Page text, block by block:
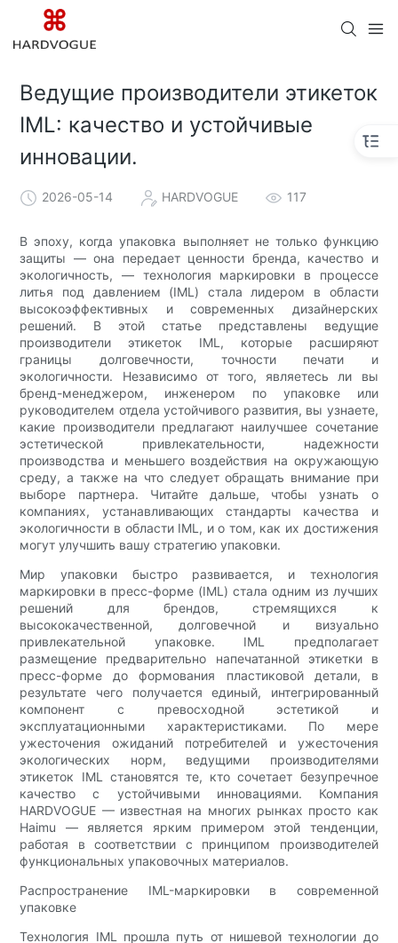
Ведущие производители этикеток
IML: качество и устойчивые
инновации.
2026-05-14 HARDVOGUE 117
В эпоху, когда упаковка выполняет не только функцию
защиты — она передает ценности бренда, качество и
экологичность, — технология маркировки в процессе
литья под давлением (IML) стала лидером в области
высокоэффективных и современных дизайнерских
решений. В этой статье представлены ведущие
производители этикеток IML, которые расширяют
границы долговечности, точности печати и
экологичности. Независимо от того, являетесь ли вы
бренд-менеджером, инженером по упаковке или
руководителем отдела устойчивого развития, вы узнаете,
какие производители предлагают наилучшее сочетание
эстетической привлекательности, надежности
производства и меньшего воздействия на окружающую
среду, а также на что следует обращать внимание при
выборе партнера. Читайте дальше, чтобы узнать о
компаниях, устанавливающих стандарты качества и
экологичности в области IML, и о том, как их достижения
могут улучшить вашу стратегию упаковки.
Мир упаковки быстро развивается, и технология
маркировки в пресс-форме (IML) стала одним из лучших
решений для брендов, стремящихся к
высококачественной, долговечной и визуально
привлекательной упаковке. IML предполагает
размещение предварительно напечатанной этикетки в
пресс-форме до формования пластиковой детали, в
результате чего получается единый, интегрированный
компонент с превосходной эстетикой и
эксплуатационными характеристиками. По мере
ужесточения ожиданий потребителей и ужесточения
экологических норм, ведущими производителями
этикеток IML становятся те, кто сочетает безупречное
качество с устойчивыми инновациями. Компания
HARDVOGUE — известная на многих рынках просто как
Haimu — является ярким примером этой тенденции,
работая в соответствии с принципом производителей
функциональных упаковочных материалов.
Распространение IML-маркировки в современной
упаковке
Технология IML прошла путь от нишевой технологии до